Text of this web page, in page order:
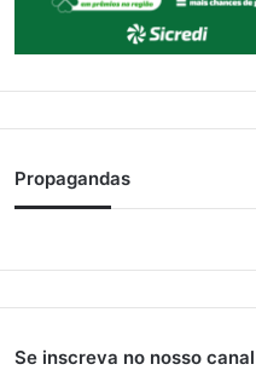
Propagandas
Se inscreva no nosso canal